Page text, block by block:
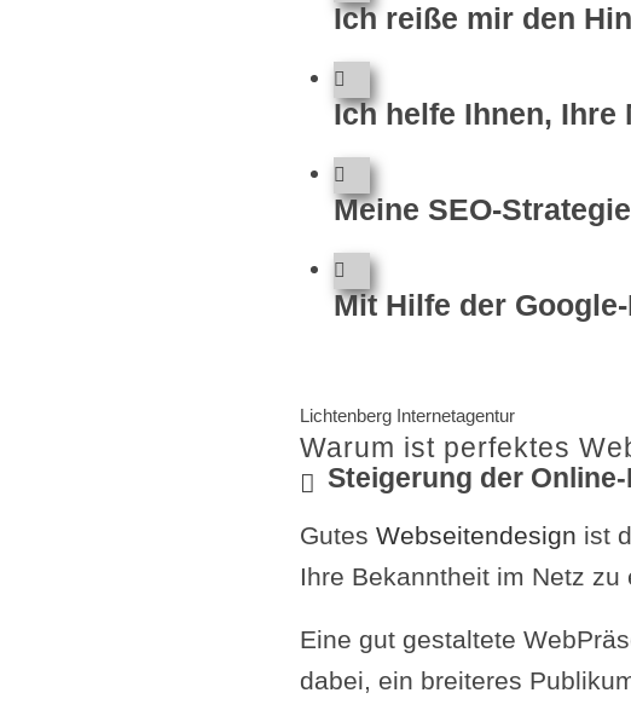
Ich reiße mir den
Ich helfe Ihnen, Ihre
Meine SEO-
Mit Hilfe der
Lichtenberg Internetagentur
Warum ist perfektes
Steigerung der
Gutes Webseitendesign ist
Ihre Bekanntheit im Netz zu
Eine gut gestaltete
dabei, ein breiteres